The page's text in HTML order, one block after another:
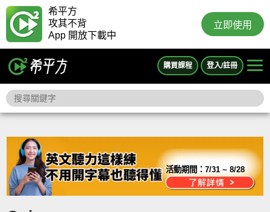
希平方
攻其不背
App 開放下載中
立即使用
購買課程 登入/註冊
活動期間：7/31 ~ 8/28